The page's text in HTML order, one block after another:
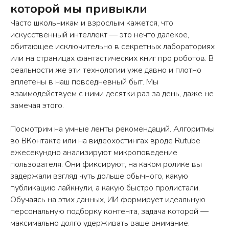
которой мы привыкли
Часто школьникам и взрослым кажется, что
искусственный интеллект — это нечто далекое,
обитающее исключительно в секретных лабораториях
или на страницах фантастических книг про роботов. В
реальности же эти технологии уже давно и плотно
вплетены в наш повседневный быт. Мы
взаимодействуем с ними десятки раз за день, даже не
замечая этого.
Посмотрим на умные ленты рекомендаций. Алгоритмы
во ВКонтакте или на видеохостингах вроде Rutube
ежесекундно анализируют микроповедение
пользователя. Они фиксируют, на каком ролике вы
задержали взгляд чуть дольше обычного, какую
публикацию лайкнули, а какую быстро пролистали.
Обучаясь на этих данных, ИИ формирует идеальную
персональную подборку контента, задача которой —
максимально долго удерживать ваше внимание.